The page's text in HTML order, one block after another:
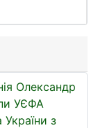
Олександр
УЄФА
України з